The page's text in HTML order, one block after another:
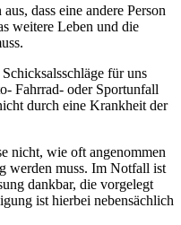
dass eine andere Person
weitere Leben und die
für uns
Fahrrad- oder Sportunfall
durch eine Krankheit der
nicht, wie oft angenommen
werden muss. Im Notfall ist
dankbar, die vorgelegt
ist hierbei nebensächlich